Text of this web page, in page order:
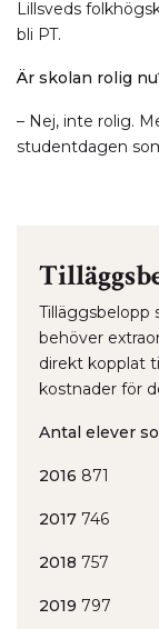
Lillsveds
bli PT.
Är skolan rolig
– Nej, inte rolig.
studentdagen
Tilläggsbelopp
behöver
direkt kopplat
kostnader för
Antal elever
2016 871
2017 746
2018 757
2019 797